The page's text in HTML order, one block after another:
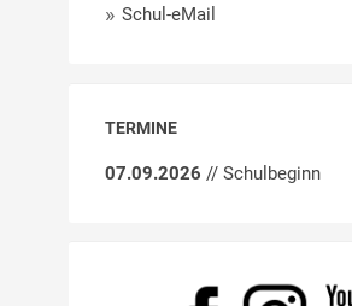
Schul-eMail
TERMINE
07.09.2026 // Schulbeginn